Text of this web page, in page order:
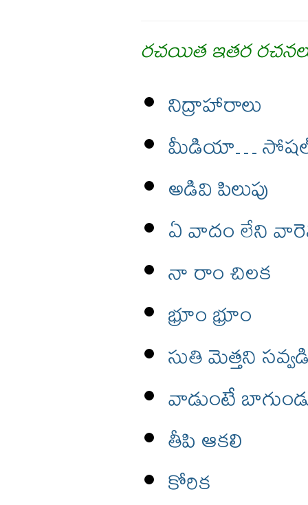
రచయిత ఇతర
నిద్రాహారాలు
మీడియా…
అడివి పిలుపు
ఏ వాదం లేని
నా రాం చిలక
భ్రూం భ్రూం
సుతి మెత్తని
వాడుంటే
తీపి ఆకలి
కోరిక